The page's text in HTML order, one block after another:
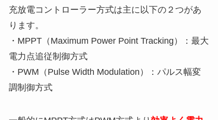
充放電コントローラー方式は主に以下の２つがあ
ります。
・MPPT（Maximum Power Point Tracking）：最大
電力点追従制御方式
・PWM（Pulse Width Modulation）：パルス幅変
調制御方式